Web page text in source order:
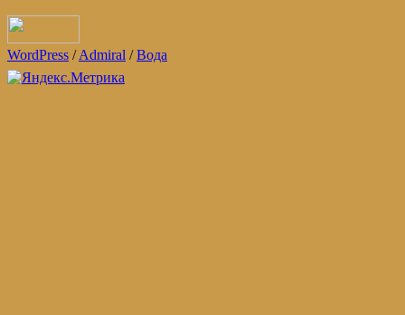
WordPress /Admiral /Вода